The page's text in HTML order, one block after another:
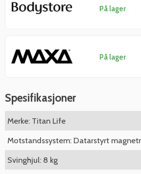
På lager
På lager
Spesifikasjoner
Merke: Titan Life
Motstandssystem: Datarstyrt
Svinghjul: 8 kg